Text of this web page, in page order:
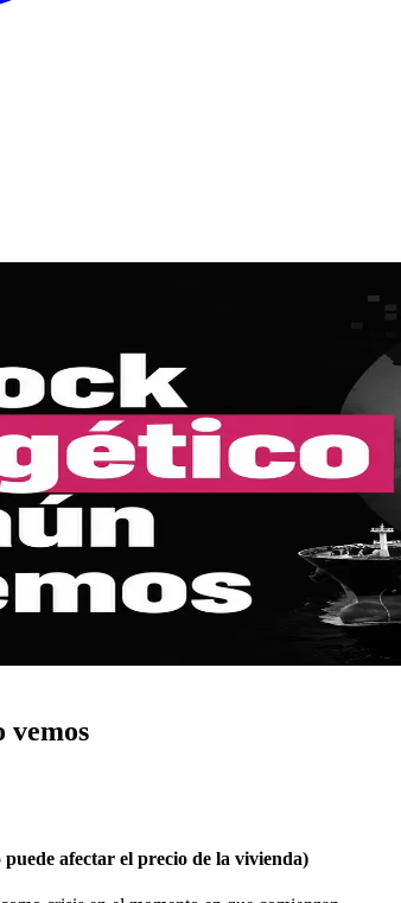
vemos
afectar el precio de la vivienda)